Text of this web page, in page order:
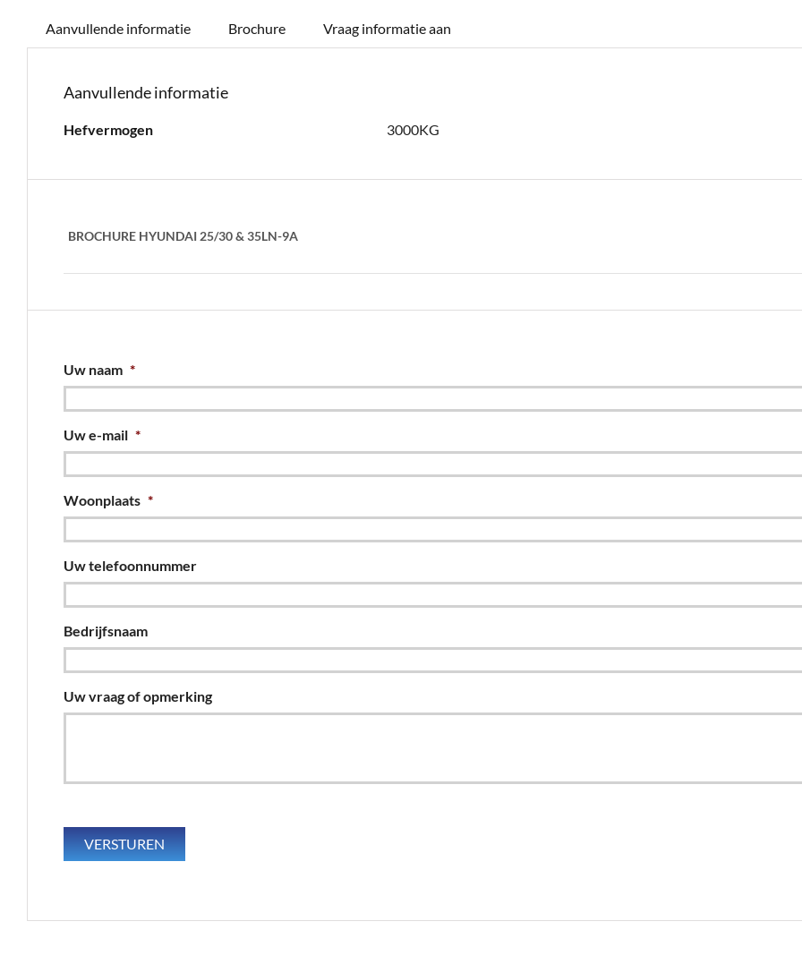
Aanvullende informatie Brochure Vraag informatie aan
Aanvullende informatie
Hefvermogen 3000KG
BROCHURE HYUNDAI 25/30 & 35LN-9A
Uw naam *
Uw e-mail *
Woonplaats *
Uw telefoonnummer
Bedrijfsnaam
Uw vraag of opmerking